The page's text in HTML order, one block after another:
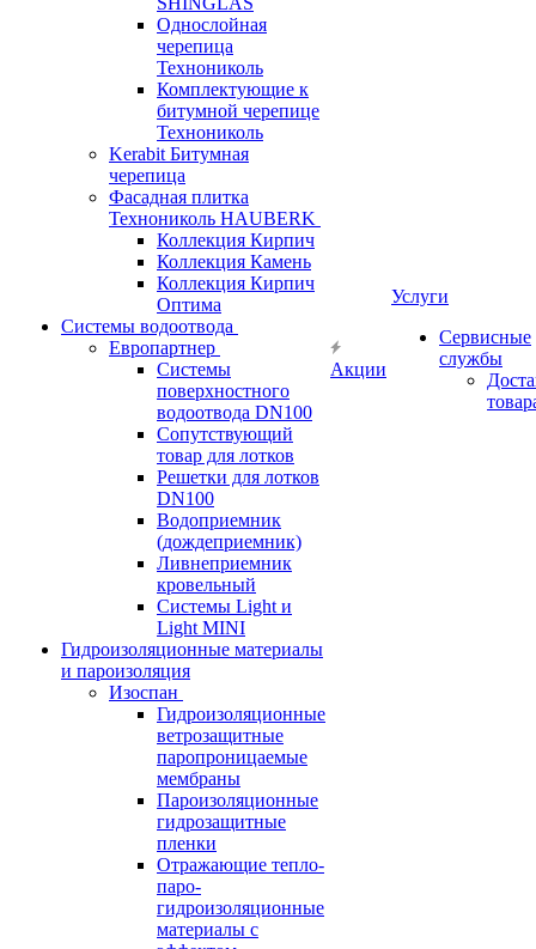
Однослойная
черепица
Технониколь
Комплектующие к
битумной черепице
Технониколь
Kerabit Битумная
черепица
Фасадная плитка
Технониколь HAUBERK
Кол​лекция Кирпич
Кол​лекция Камень
Коллекция Кирпич
Оптима
Системы водоотвода
Европартнер
Системы
поверхностного
водоотвода DN100
Сопутствующий
товар для лотков
Решетки для лотков
DN100
Водоприемник
(дождеприемник)
Ливнеприемник
кровельный
Системы Light и
Light MINI
Гидроизоляционные материалы
и пароизоляция
Изоспан
Гидроизоляционные
ветрозащитные
паропроницаемые
мембраны
Пароизоляционные
гидрозащитные
пленки
Отражающие тепло-
паро-
гидроизоляционные
материалы с
Акции
Услуги
Сервисные
службы